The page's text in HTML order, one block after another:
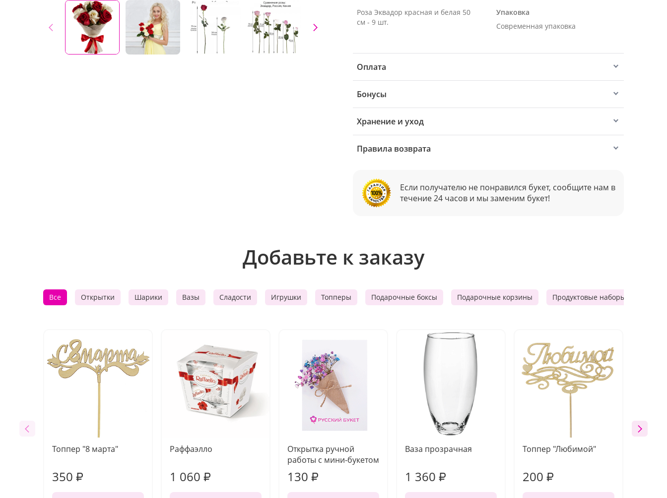
Роза Эквадор красная и белая 50
см - 9 шт.
Упаковка
Современная упаковка
Оплата
Бонусы
Хранение и уход
Правила возврата
Если получателю не понравился букет, сообщите нам в
течение 24 часов и мы заменим букет!
Добавьте к заказу
Все Открытки Шарики Вазы Сладости Игрушки Топперы Подарочные боксы Подарочные корзины Продуктовые наборы
Топпер "8 марта"
350 ₽
Раффаэлло
1 060 ₽
Открытка ручной
работы с мини-букетом
130 ₽
Ваза прозрачная
1 360 ₽
Топпер "Любимой"
200 ₽